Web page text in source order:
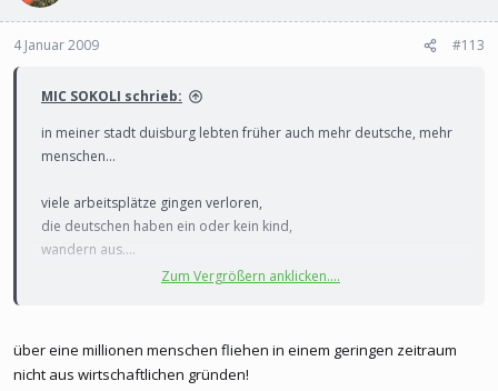
4 Januar 2009 #113
MIC SOKOLI schrieb:
in meiner stadt duisburg lebten früher auch mehr deutsche, mehr
menschen...
viele arbeitsplätze gingen verloren,
die deutschen haben ein oder kein kind,
wandern aus....
ihr macht die albaner für alles was den serben passiert
verantwortlich.
Zum Vergrößern anklicken....
über eine millionen menschen fliehen in einem geringen zeitraum
nicht aus wirtschaftlichen gründen!